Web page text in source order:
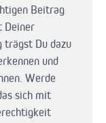
Beitrag
Deiner
trägst Du dazu
und
Werde
sich mit